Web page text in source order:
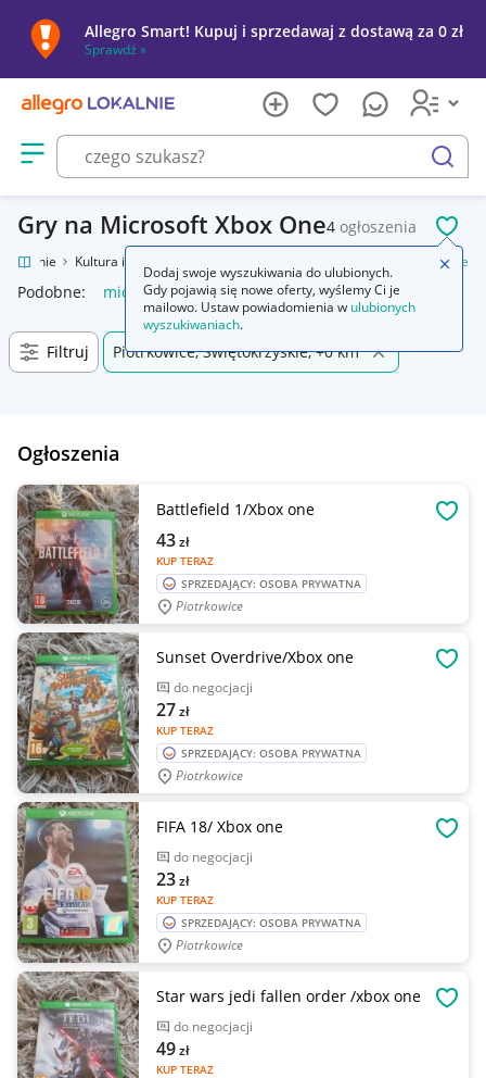
Allegro Smart! Kupuj i sprzedawaj z dostawą za 0 zł
Sprawdź »
Otwórz menu z kategoriami
szukaj
Gry na Microsoft Xbox One4 ogłoszenia
Lokalnie Kultura i rozrywka Microsoft Xbox One
Podobne: microsoft xbox one
Filtruj Piotrkowice, Świętokrzyskie, +0 km
Ogłoszenia
Battlefield 1/Xbox one
KUP TERAZ
43zł
SPRZEDAJĄCY: OSOBA PRYWATNA
Piotrkowice
Sunset Overdrive/Xbox one
do negocjacji
KUP TERAZ
27zł
SPRZEDAJĄCY: OSOBA PRYWATNA
Piotrkowice
FIFA 18/ Xbox one
do negocjacji
KUP TERAZ
23zł
SPRZEDAJĄCY: OSOBA PRYWATNA
Piotrkowice
Star wars jedi fallen order /xbox one
do negocjacji
KUP TERAZ
49zł
Dodaj swoje wyszukiwania do ulubionych.
Gdy pojawią się nowe oferty, wyślemy Ci je
mailowo. Ustaw powiadomienia w ulubionych
wyszukiwaniach.